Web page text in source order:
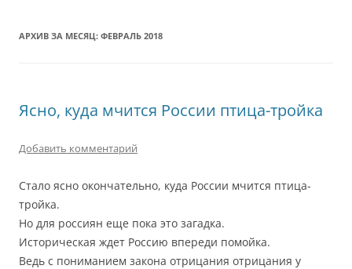
АРХИВ ЗА МЕСЯЦ: ФЕВРАЛЬ 2018
Ясно, куда мчится России птица-тройка
Добавить комментарий
Стало ясно окончательно, куда России мчится птица-
тройка.
Но для россиян еще пока это загадка.
Историческая ждет Россию впереди помойка.
Ведь с пониманием закона отрицания отрицания у